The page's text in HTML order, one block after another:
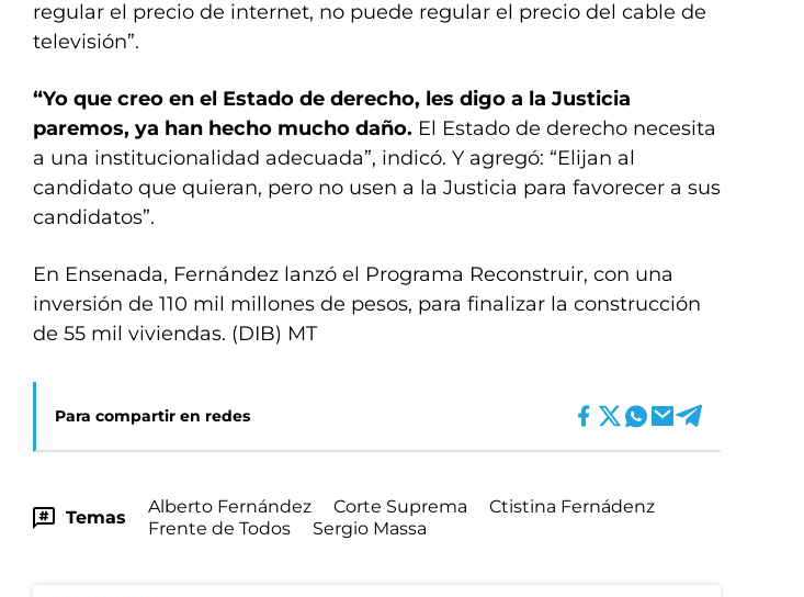
regular el precio de internet, no puede regular el precio del cable de
televisión”.
“Yo que creo en el Estado de derecho, les digo a la Justicia
paremos, ya han hecho mucho daño. El Estado de derecho necesita
a una institucionalidad adecuada”, indicó. Y agregó: “Elijan al
candidato que quieran, pero no usen a la Justicia para favorecer a sus
candidatos”.
En Ensenada, Fernández lanzó el Programa Reconstruir, con una
inversión de 110 mil millones de pesos, para finalizar la construcción
de 55 mil viviendas. (DIB) MT
Para compartir en redes
Temas
Alberto Fernández Corte Suprema
Ctistina Fernádenz
Frente de Todos
Sergio Massa